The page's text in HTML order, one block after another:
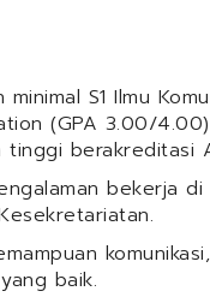
minimal S1 Ilmu
(GPA 3.00/
tinggi berakreditasi
bekerja di
baik.